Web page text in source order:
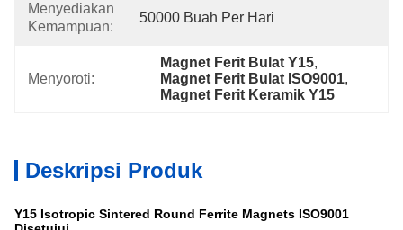
Menyediakan
Kemampuan:
50000 Buah Per Hari
Menyoroti:
Magnet Ferit Bulat Y15,
Magnet Ferit Bulat ISO9001,
Magnet Ferit Keramik Y15
Deskripsi Produk
Y15 Isotropic Sintered Round Ferrite Magnets ISO9001